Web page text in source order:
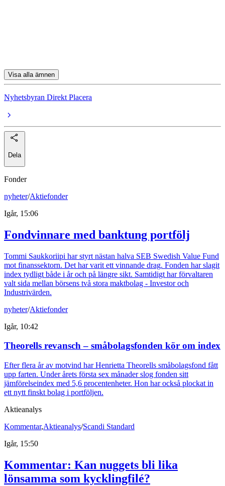
Visa alla ämnen
Nyhetsbyran Direkt Placera
Dela
Fonder
nyheter/Aktiefonder
Igår, 15:06
Fondvinnare med banktung portfölj
Tommi Saukkoriipi har styrt nästan halva SEB Swedish Value Fund
mot finanssektorn. Det har varit ett vinnande drag. Fonden har slagit
index tydligt både i år och på längre sikt. Samtidigt har förvaltaren
valt sida mellan börsens två stora maktbolag - Investor och
Industrivärden.
nyheter/Aktiefonder
Igår, 10:42
Theorells revansch – småbolagsfonden kör om index
Efter flera år av motvind har Henrietta Theorells småbolagsfond fått
upp farten. Under årets första sex månader slog fonden sitt
jämförelseindex med 5,6 procentenheter. Hon har också plockat in
ett nytt finskt bolag i portföljen.
Aktieanalys
Kommentar,Aktieanalys/Scandi Standard
Igår, 15:50
Kommentar: Kan nuggets bli lika
lönsamma som kycklingfilé?